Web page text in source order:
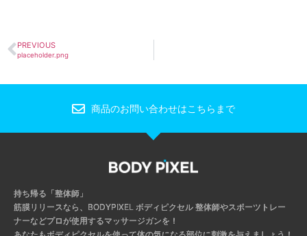
PREVIOUS
placeholder.png
商品のお問い合わせはこちらまで
持ち帰る「整体師」
筋膜リリースなら、BODYPIXEL ボディピクセル 整体師やスポーツトレー
ナーなどプロが使用するマッサージガンを！